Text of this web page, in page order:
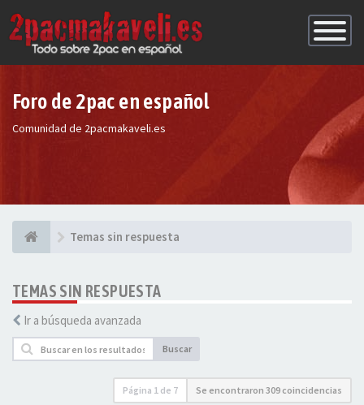
de
Foro de 2pac en español
Comunidad de 2pacmakaveli.es
Temas sin respuesta
TEMAS SIN RESPUESTA
Ir a búsqueda avanzada
Buscar
Página 1 de 7 Se encontraron 309 coincidencias